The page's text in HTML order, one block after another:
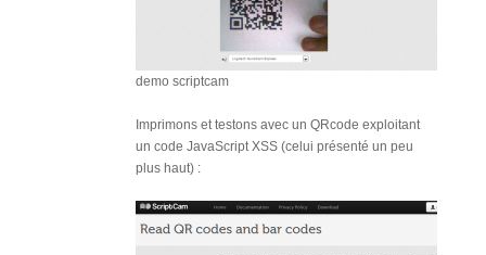
demo scriptcam
Imprimons et testons avec un QRcode exploitant
un code JavaScript XSS (celui présenté un peu
plus haut) :